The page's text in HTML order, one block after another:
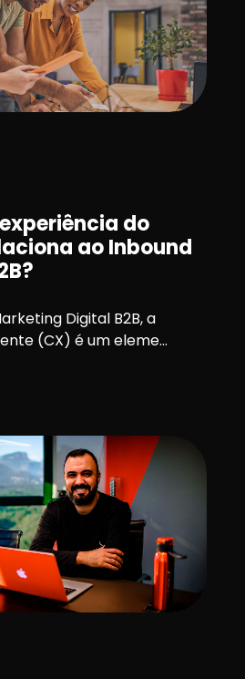
do
ao Inbound
Digital B2B, a
(CX) é um eleme...